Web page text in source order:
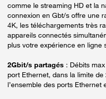
comme le streaming HD et la
connexion en Gbt/s offre une
4K, les téléchargements très
appareils connectés
plus votre expérience en ligne
2Gbit/s partagés : Débits
port Ethernet, dans la limite
l’ensemble des ports Ethernet